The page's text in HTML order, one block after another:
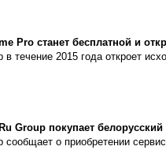
Pro станет бесплатной и
в течение 2015 года откроет
Group покупает
сообщает о приобретении